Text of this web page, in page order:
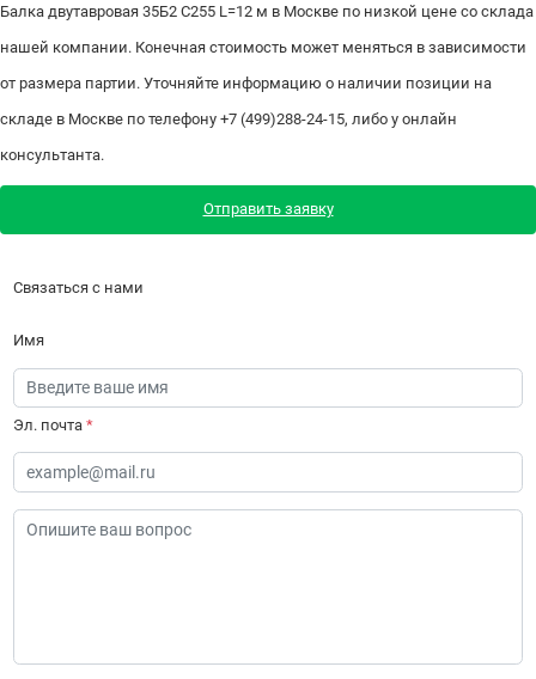
Балка двутавровая 35Б2 С255 L=12 м в Москве по низкой цене со склада
нашей компании. Конечная стоимость может меняться в зависимости
от размера партии. Уточняйте информацию о наличии позиции на
складе в Москве по телефону +7 (499)288-24-15, либо у онлайн
консультанта.
Отправить заявку
Связаться с нами
Имя
Эл. почта *